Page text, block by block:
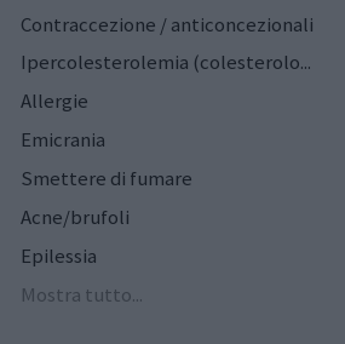
Contraccezione / anticoncezionali
Ipercolesterolemia (colesterolo...
Allergie
Emicrania
Smettere di fumare
Acne/brufoli
Epilessia
Mostra tutto...